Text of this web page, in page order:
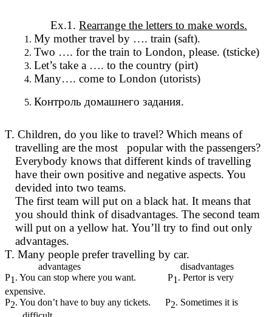
Ex.1. Rearrange the letters to make words.
My mother travel by …. train (saft).
Two …. for the train to London, please. (tsticke)
Let’s take a …. to the country (pirt)
Many…. come to London (utorists)
Контроль домашнего задания.
T. Children, do you like to travel? Which means of
travelling are the most popular with the passengers?
Everybody knows that different kinds of travelling
have their own positive and negative aspects. You
devided into two teams.
The first team will put on a black hat. It means that
you should think of disadvantages. The second team
will put on a yellow hat. You’ll try to find out only
advantages.
T. Many people prefer travelling by car.
advantages disadvantages
P1. You can stop where you want. P1. Pertor is very
expensive.
P2. You don’t have to buy any tickets. P2. Sometimes it is